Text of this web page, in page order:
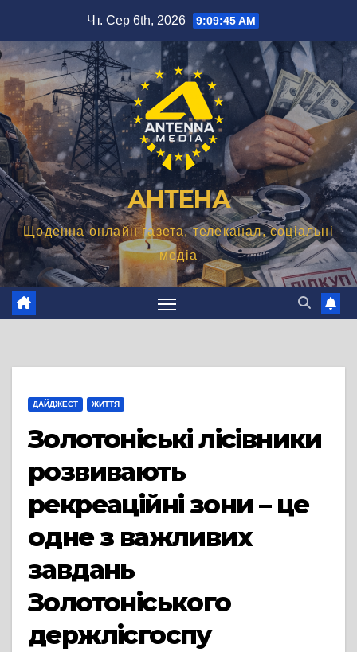
вмісту
Чт. Сер 6th, 2026 9:09:46 AM
АНТЕНА
Щоденна онлайн газета, телеканал, соціальні
медіа
ДАЙДЖЕСТ ЖИТТЯ
Золотоніські лісівники
розвивають
рекреаційні зони – це
одне з важливих
завдань
Золотоніського
держлісгоспу